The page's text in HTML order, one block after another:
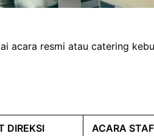
acara resmi atau catering
DIREKSI ACARA